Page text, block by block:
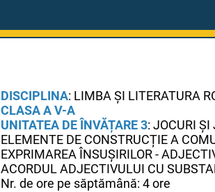
DISCIPLINA: LIMBA ȘI LITERATURA
CLASA A V-A
UNITATEA DE ÎNVĂȚARE 3: JOCURI
ELEMENTE DE CONSTRUCȚIE A
EXPRIMAREA ÎNSUȘIRILOR -
ACORDUL ADJECTIVULUI CU
Nr. de ore pe săptămână: 4 ore